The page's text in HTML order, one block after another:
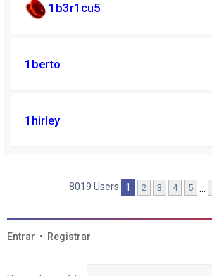
1b3r1cu5
1berto
1hirley
8019 Users 1 2 3 4 5
Entrar • Registrar